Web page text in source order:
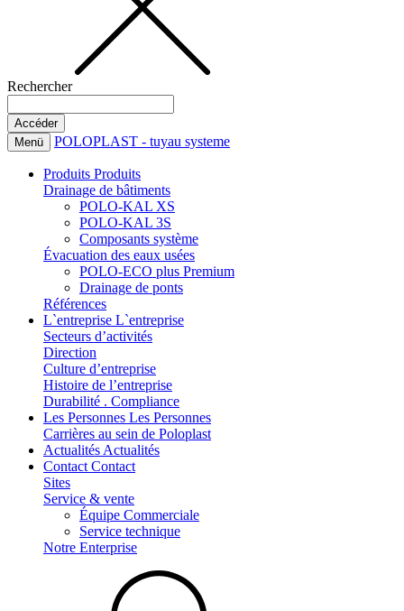
Rechercher
Menü POLOPLAST - tuyau systeme
Produits Produits
Drainage de bâtiments
POLO-KAL XS
POLO-KAL 3S
Composants système
Évacuation des eaux usées
POLO-ECO plus Premium
Drainage de ponts
Références
L`entreprise L`entreprise
Secteurs d’activités
Direction
Culture d’entreprise
Histoire de l’entreprise
Durabilité . Compliance
Les Personnes Les Personnes
Carrières au sein de Poloplast
Actualités Actualités
Contact Contact
Sites
Service & vente
Équipe Commerciale
Service technique
Notre Enterprise